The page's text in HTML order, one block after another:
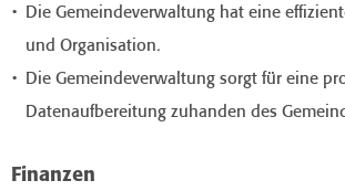
Die Gemeindeverwaltung hat eine
und Organisation.
Die Gemeindeverwaltung sorgt für eine
Datenaufbereitung zuhanden des
Finanzen